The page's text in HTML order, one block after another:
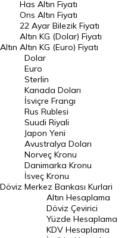
Döviz Kuru
Dolar Kuru
Euro Kuru
Pound Kuru
Frank Kuru
Riyal Kuru
Avustralya Doları
Danimarka Kronu Kuru
Kanada Doları Kuru
Norveç Kronu Kuru
İsveç Kronu Kuru
Japon Yeni Kuru
Altın
Has Altın Fiyatı
Ons Altın Fiyatı
22 Ayar Bilezik Fiyatı
Altın KG (Dolar) Fiyatı
Altın KG (Euro) Fiyatı
Döviz
Dolar
Euro
Sterlin
Kanada Doları
İsviçre Frangı
Rus Rublesi
Suudi Riyali
Japon Yeni
Avustralya Doları
Norveç Kronu
Danimarka Kronu
İsveç Kronu
Merkez Bankası Kurlari
Altın Hesaplama
Döviz Çevirici
Yüzde Hesaplama
KDV Hesaplama